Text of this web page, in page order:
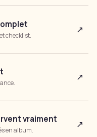
checklist.
↗
↗
vraiment
en album.
↗